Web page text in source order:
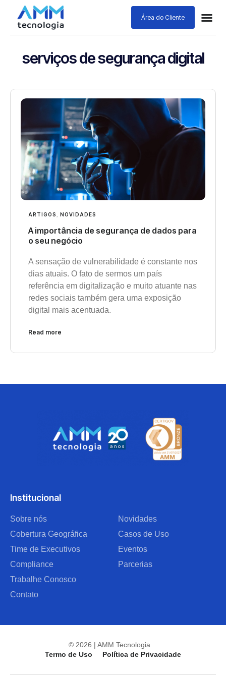
Área do Cliente
serviços de segurança digital
ARTIGOS NOVIDADES
A importância de segurança de dados para
o seu negócio
A sensação de vulnerabilidade é constante nos
dias atuais. O fato de sermos um país
referência em digitalização e muito atuante nas
redes sociais também gera uma exposição
digital mais acentuada.
Read more
Institucional
Sobre nós
Cobertura Geográfica
Time de Executivos
Compliance
Trabalhe Conosco
Contato
Novidades
Casos de Uso
Eventos
Parcerias
© 2026 | AMM Tecnologia
Termo de Uso
Política de Privacidade